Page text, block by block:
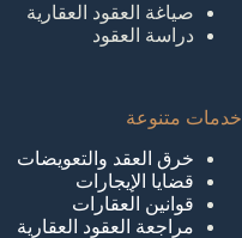
صياغة العقود العقارية
دراسة العقود
خدمات متنوعة
خرق العقد والتعويضات
قضايا الإيجارات
قوانين العقارات
مراجعة العقود العقارية